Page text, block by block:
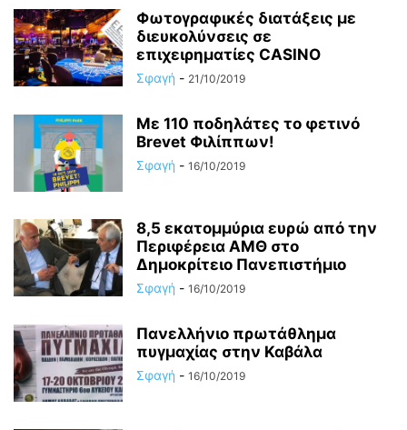
Φωτογραφικές διατάξεις με
διευκολύνσεις σε
επιχειρηματίες CASINO
Σφαγή - 21/10/2019
Με 110 ποδηλάτες το φετινό
Brevet Φιλίππων!
Σφαγή - 16/10/2019
8,5 εκατομμύρια ευρώ από την
Περιφέρεια ΑΜΘ στο
Δημοκρίτειο Πανεπιστήμιο
Σφαγή - 16/10/2019
Πανελλήνιο πρωτάθλημα
πυγμαχίας στην Καβάλα
Σφαγή - 16/10/2019